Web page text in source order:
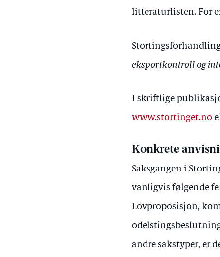
litteraturlisten. For
eksportkontroll og
I skriftlige
www.stortinget.no
Konkrete
Saksgangen i
vanligvis følgende
Lovproposisjon,
andre sakstyper, er